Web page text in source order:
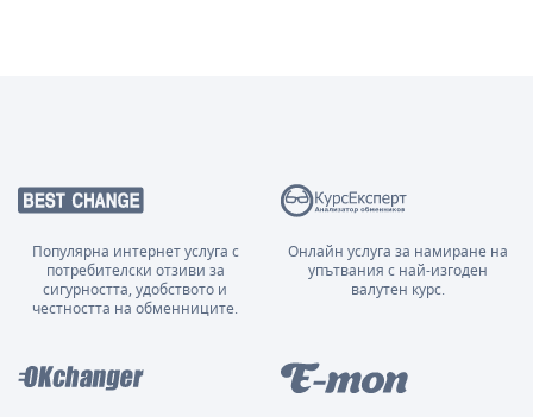
Популярна интернет услуга с
потребителски отзиви за
сигурността, удобството и
честността на обменниците.
Онлайн услуга за намиране на
упътвания с най-изгоден
валутен курс.